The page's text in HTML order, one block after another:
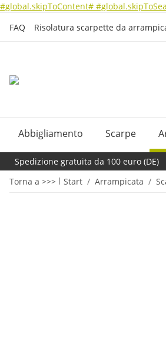
#global.skipToContent#
FAQ
Risolatura scarpette da
Abbigliamento Scarpe
Spedizione gratuita da 100 euro (DE)
Torna a >>>
Start Arrampicata